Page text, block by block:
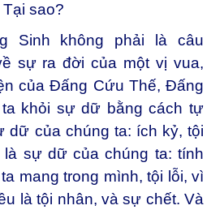
sao?
Sinh không phải là câu
sự ra đời của một vị vua,
của Đấng Cứu Thế, Đấng
khỏi sự dữ bằng cách tự
dữ của chúng ta: ích kỷ, tội
là sự dữ của chúng ta: tính
mang trong mình, tội lỗi, vì
là tội nhân, và sự chết. Và